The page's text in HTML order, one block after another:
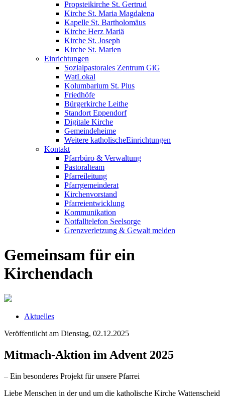
Propsteikirche St. Gertrud
Kirche St. Maria Magdalena
Kapelle St. Bartholomäus
Kirche Herz Mariä
Kirche St. Joseph
Kirche St. Marien
Einrichtungen
Sozialpastorales Zentrum GiG
WatLokal
Kolumbarium St. Pius
Friedhöfe
Bürgerkirche Leithe
Standort Eppendorf
Digitale Kirche
Gemeindeheime
Weitere katholische­­Einrichtungen
Kontakt
Pfarrbüro & Verwaltung
Pastoralteam
Pfarreileitung
Pfarrgemeinderat
Kirchenvorstand
Pfarreientwicklung
Kommunikation
Notfalltelefon Seelsorge
Grenzverletzung & Gewalt melden
Gemeinsam für ein
Kirchendach
Aktuelles
Veröffentlicht am Dienstag, 02.12.2025
Mitmach-Aktion im Advent 2025
– Ein besonderes Projekt für unsere Pfarrei
Liebe Menschen in der und um die katholische Kirche Wattenscheid